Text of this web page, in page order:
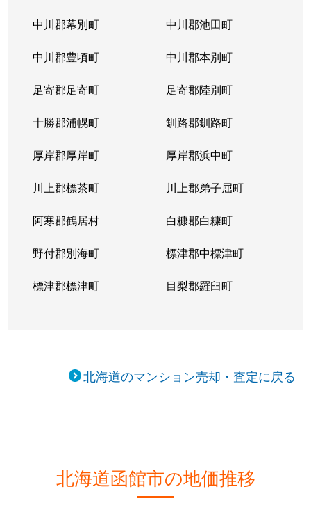
中川郡幕別町 中川郡池田町
中川郡豊頃町 中川郡本別町
足寄郡足寄町 足寄郡陸別町
十勝郡浦幌町 釧路郡釧路町
厚岸郡厚岸町 厚岸郡浜中町
川上郡標茶町 川上郡弟子屈町
阿寒郡鶴居村 白糠郡白糠町
野付郡別海町 標津郡中標津町
標津郡標津町 目梨郡羅臼町
北海道のマンション売却・査定に戻る
北海道函館市の地価推移